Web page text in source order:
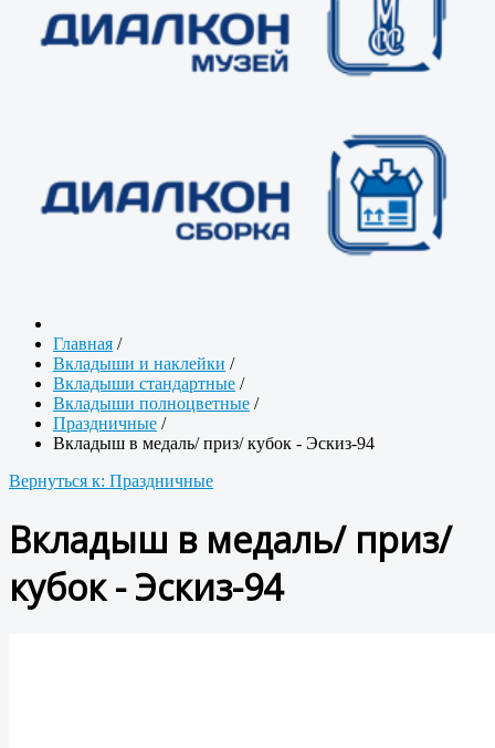
Главная /
Вкладыши и наклейки /
Вкладыши стандартные /
Вкладыши полноцветные /
Праздничные /
Вкладыш в медаль/ приз/ кубок - Эскиз-94
Вернуться к: Праздничные
Вкладыш в медаль/ приз/
кубок - Эскиз-94